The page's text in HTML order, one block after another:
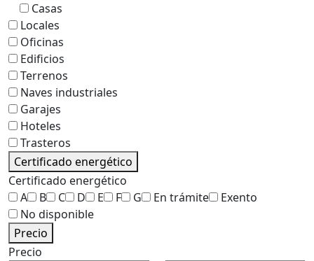
Casas
Locales
Oficinas
Edificios
Terrenos
Naves industriales
Garajes
Hoteles
Trasteros
Certificado energético
Certificado energético
A
B C D E F G En trámite
Exento
No disponible
Precio
Precio